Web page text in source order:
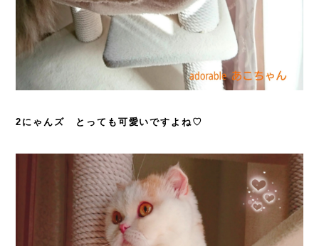
2にゃんズ とっても可愛いですよね♡